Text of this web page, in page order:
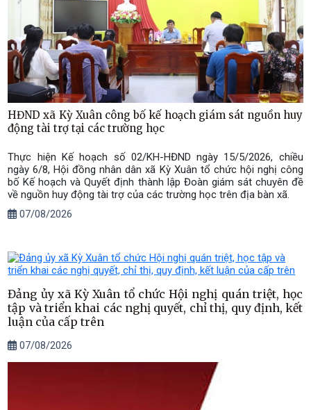
HĐND xã Kỳ Xuân công bố kế hoạch giám sát nguồn huy
động tài trợ tại các trường học
Thực hiện Kế hoạch số 02/KH-HĐND ngày 15/5/2026, chiều
ngày 6/8, Hội đồng nhân dân xã Kỳ Xuân tổ chức hội nghị công
bố Kế hoạch và Quyết định thành lập Đoàn giám sát chuyên đề
về nguồn huy động tài trợ của các trường học trên địa bàn xã.
07/08/2026
Đảng ủy xã Kỳ Xuân tổ chức Hội nghị quán triệt, học
tập và triển khai các nghị quyết, chỉ thị, quy định, kết
luận của cấp trên
07/08/2026